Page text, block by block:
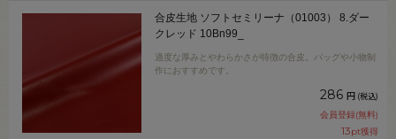
合皮生地 ソフトセミリーナ（01003） 8.ダー
クレッド 10Bn99_
適度な厚みとやわらかさが特徴の合皮。バッグや小物制
作におすすめです。
286 円 (税込)
会員登録(無料)
13pt獲得